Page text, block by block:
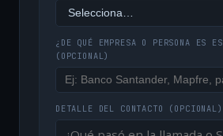
¿DE QUÉ EMPRESA O PERSONA ES
(OPCIONAL)
DETALLE DEL CONTACTO (OPCIONAL)